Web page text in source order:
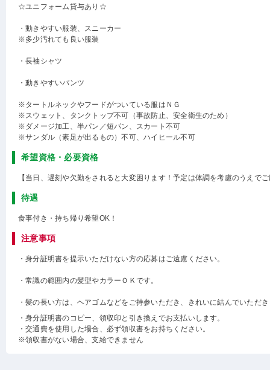
☆ユニフォーム貸与あり☆
・動きやすい服装、スニーカー
※多少汚れても良い服装
・長袖シャツ
・動きやすいパンツ
※タートルネックやフードがついている服はＮＧ
※スウェット、タンクトップ不可（事故防止、安全衛生のため）
※ダメージ加工、半パン／短パン、スカート不可
※サンダル（素足が出るもの）不可、ハイヒール不可
希望資格・必要資格
【当日、遅刻や欠勤をされると大変困ります！予定は体調を考慮のうえで
待遇
食事付き・持ち帰り希望OK！
注意事項
・身分証明書を提示いただけない方の応募はご遠慮ください。
・常識の範囲内の髪型やカラーＯＫです。
・髪の長い方は、ヘアゴムなどをご持参いただき、きれいに結んでいただ
・身分証明書のコピー、領収印と引き換えでお支払いします。
・交通費を使用した場合、必ず領収書をお持ちください。
※領収書がない場合、支給できません